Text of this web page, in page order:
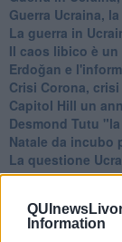
Information
Guerra Ucraina,
La guerra in
​Il caos libico è
Erdoğan e
Crisi Corona,
Capitol Hill un
Desmond Tutu
Natale da incubo
La questione
Cipro, un ponte
La questione
Erdogan